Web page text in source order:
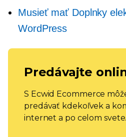
Musieť mať Doplnky
WordPress
Predávajte
S Ecwid Ecommerce
predávať kdekoľvek a
internet a po celom svete.